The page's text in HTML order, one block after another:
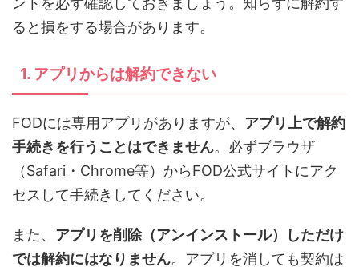
ると損をする場合があります。
1. アプリからは解約できない
FODには専用アプリがありますが、 アプリ上で解約
手続きを行うことはできません。必ずブラウザ
（Safari・Chrome等）からFOD公式サイトにアク
セスして手続きしてください。
また、 アプリを削除（アンインストール）しただけ
では解約にはなりません。アプリを消しても契約は